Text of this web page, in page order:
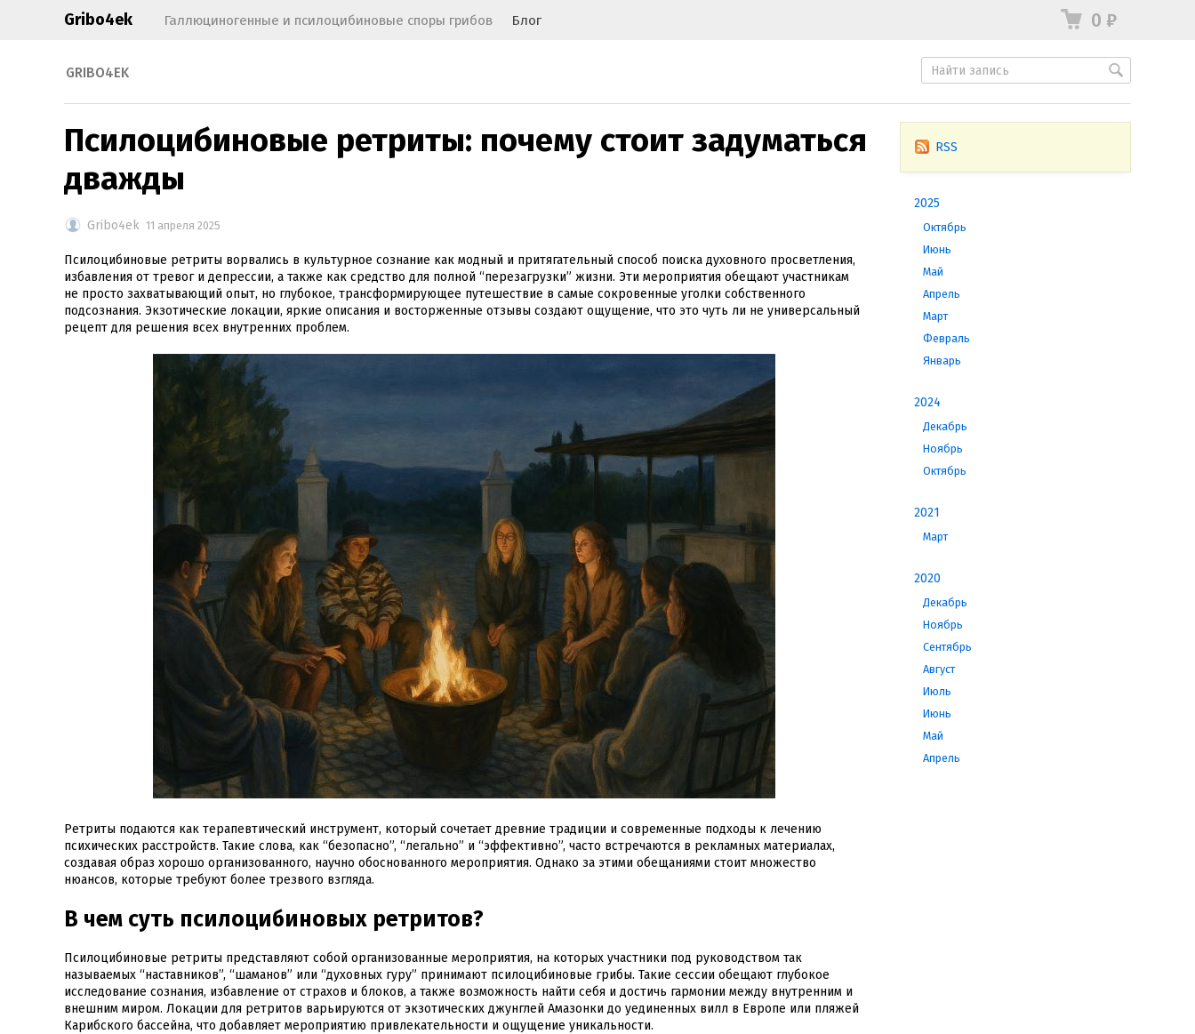
Gribo4ek Галлюциногенные и псилоцибиновые споры грибов Блог 0 ₽
GRIBO4EK
RSS
2025
Октябрь
Июнь
Май
Апрель
Март
Февраль
Январь
2024
Декабрь
Ноябрь
Октябрь
2021
Март
2020
Декабрь
Ноябрь
Сентябрь
Август
Июль
Июнь
Май
Апрель
Псилоцибиновые ретриты: почему стоит задуматься
дважды
Gribo4ek 11 апреля 2025
Псилоцибиновые ретриты ворвались в культурное сознание как модный и притягательный способ поиска духовного просветления,
избавления от тревог и депрессии, а также как средство для полной “перезагрузки” жизни. Эти мероприятия обещают участникам
не просто захватывающий опыт, но глубокое, трансформирующее путешествие в самые сокровенные уголки собственного
подсознания. Экзотические локации, яркие описания и восторженные отзывы создают ощущение, что это чуть ли не универсальный
рецепт для решения всех внутренних проблем.
Ретриты подаются как терапевтический инструмент, который сочетает древние традиции и современные подходы к лечению
психических расстройств. Такие слова, как “безопасно”, “легально” и “эффективно”, часто встречаются в рекламных материалах,
создавая образ хорошо организованного, научно обоснованного мероприятия. Однако за этими обещаниями стоит множество
нюансов, которые требуют более трезвого взгляда.
В чем суть псилоцибиновых ретритов?
Псилоцибиновые ретриты представляют собой организованные мероприятия, на которых участники под руководством так
называемых “наставников”, “шаманов” или “духовных гуру” принимают псилоцибиновые грибы. Такие сессии обещают глубокое
исследование сознания, избавление от страхов и блоков, а также возможность найти себя и достичь гармонии между внутренним и
внешним миром. Локации для ретритов варьируются от экзотических джунглей Амазонки до уединенных вилл в Европе или пляжей
Карибского бассейна, что добавляет мероприятию привлекательности и ощущение уникальности.